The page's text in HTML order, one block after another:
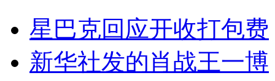
星巴克回应开收打包费
新华社发的肖战王一博